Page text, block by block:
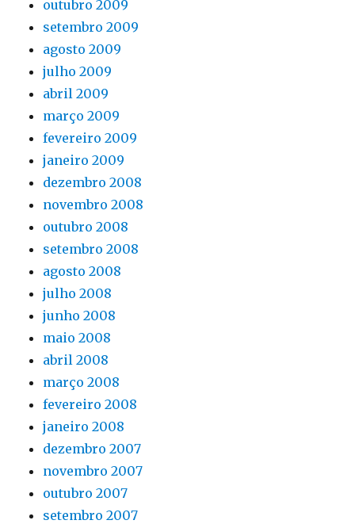
outubro 2009
setembro 2009
agosto 2009
julho 2009
abril 2009
março 2009
fevereiro 2009
janeiro 2009
dezembro 2008
novembro 2008
outubro 2008
setembro 2008
agosto 2008
julho 2008
junho 2008
maio 2008
abril 2008
março 2008
fevereiro 2008
janeiro 2008
dezembro 2007
novembro 2007
outubro 2007
setembro 2007